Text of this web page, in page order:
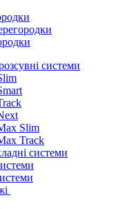
системи
Slim
Track
системи